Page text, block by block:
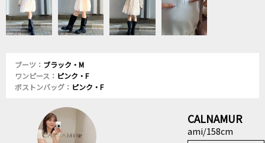
ブーツ： ブラック・M
ワンピース： ピンク・F
ボストンバッグ： ピンク・F
CALNAMUR
ami/158cm